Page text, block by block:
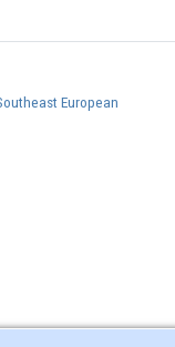
European